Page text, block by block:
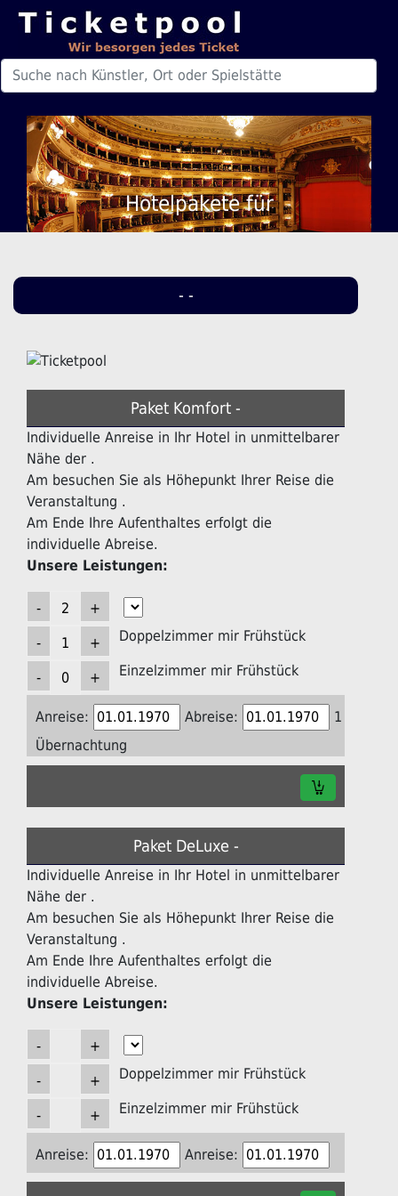
Hotelpakete für
- -
Paket Komfort -
Individuelle Anreise in Ihr Hotel in unmittelbarer
Nähe der .
Am besuchen Sie als Höhepunkt Ihrer Reise die
Veranstaltung .
Am Ende Ihre Aufenthaltes erfolgt die
individuelle Abreise.
Unsere Leistungen:
Doppelzimmer mir Frühstück
Einzelzimmer mir Frühstück
Anreise: Abreise:
1
Übernachtung
Paket DeLuxe -
Individuelle Anreise in Ihr Hotel in unmittelbarer
Nähe der .
Am besuchen Sie als Höhepunkt Ihrer Reise die
Veranstaltung .
Am Ende Ihre Aufenthaltes erfolgt die
individuelle Abreise.
Unsere Leistungen:
Doppelzimmer mir Frühstück
Einzelzimmer mir Frühstück
Anreise: Anreise: